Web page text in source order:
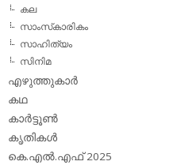
കല
സാംസ്‌കാരികം
സാഹിത്യം
സിനിമ
എഴുത്തുകാര്‍
കഥ
കാര്‍ട്ടൂണ്‍
കൃതികള്‍
കെ.എല്‍.എഫ് 2025